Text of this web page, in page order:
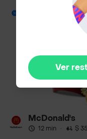
McDonald's
12 min · $
Ver